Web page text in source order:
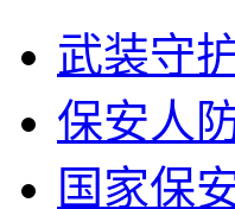
武装守
保安人
国家保